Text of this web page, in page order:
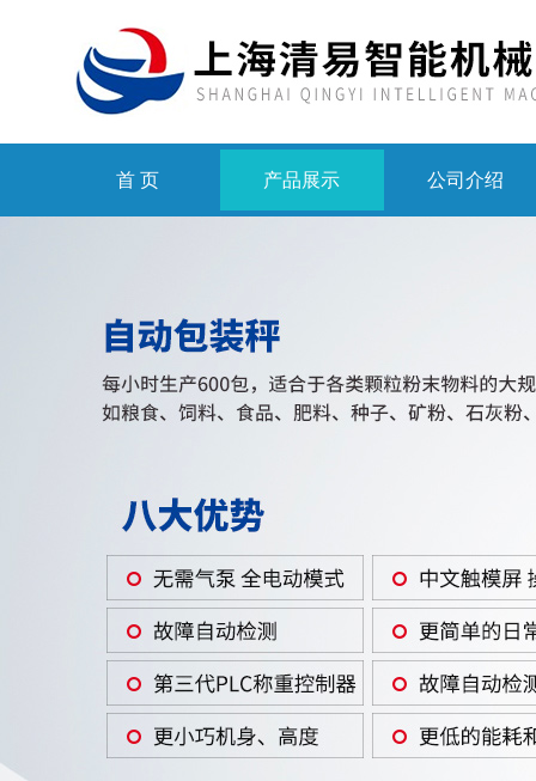
首 页 产品展示 公司介绍